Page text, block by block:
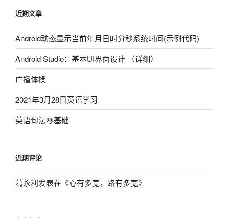
近期文章
Android动态显示当前年月日时分秒系统时间(示例代码)
Android Studio：基本UI界面设计 （详细）
广播体操
2021年3月28日英语学习
英语句法零基础
近期评论
葛永利发表在《心有多宽，路有多宽》